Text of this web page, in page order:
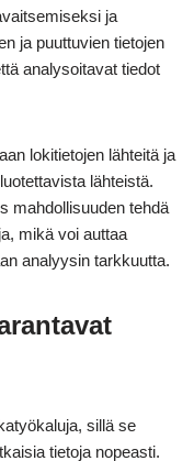
ja
ja puuttuvien tietojen
analysoitavat tiedot
lokitietojen lähteitä ja
lähteistä.
mahdollisuuden tehdä
mikä voi auttaa
analyysin tarkkuutta.
sillä se
tietoja nopeasti.